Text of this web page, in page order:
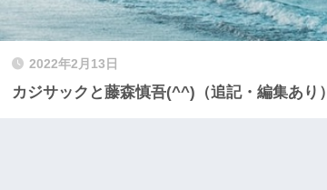
2022年2月13日
カジサックと藤森慎吾(^^)（追記・編集あり）